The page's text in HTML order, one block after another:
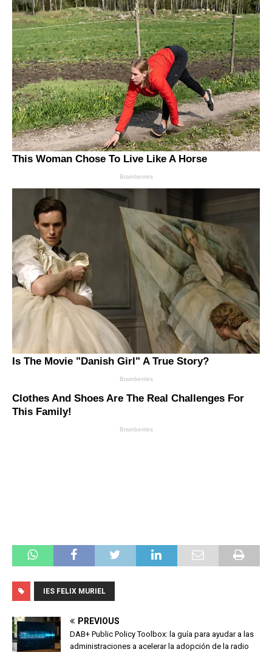
IES FELIX MURIEL
PREVIOUS
DAB+ Public Policy Toolbox: la guía para ayudar a las
administraciones a acelerar la adopción de la radio